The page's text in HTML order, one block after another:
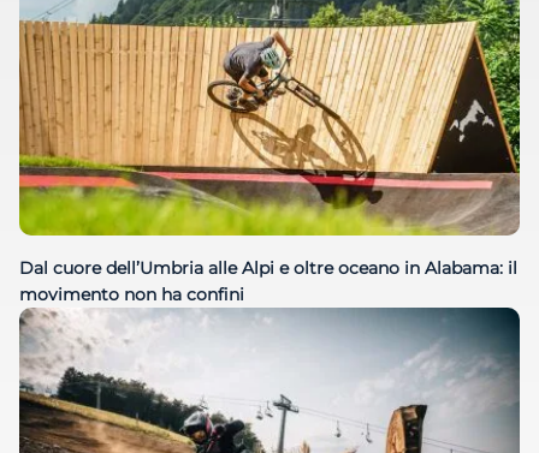
Dal cuore dell’Umbria alle Alpi e oltre oceano in Alabama: il
movimento non ha confini